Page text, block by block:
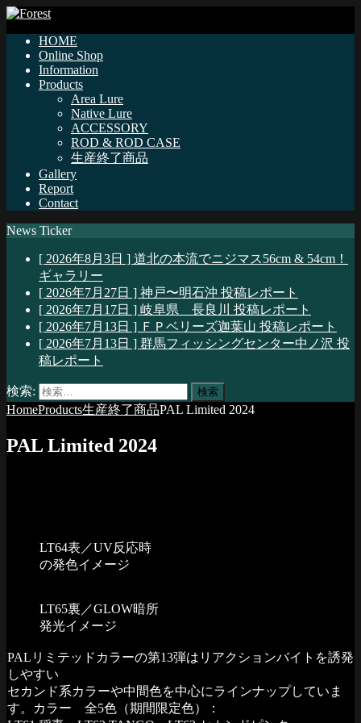
HOME
Online Shop
Information
Products
Area Lure
Native Lure
ACCESSORY
ROD & ROD CASE
生産終了商品
Gallery
Report
Contact
News Ticker
[ 2026年8月3日 ] 道北の本流でニジマス56cm & 54cm！
ギャラリー
[ 2026年7月27日 ] 神戸〜明石沖 投稿レポート
[ 2026年7月17日 ] 岐阜県 長良川 投稿レポート
[ 2026年7月13日 ] ＦＰベリーズ迦葉山 投稿レポート
[ 2026年7月13日 ] 群馬フィッシングセンター中ノ沢 投
稿レポート
検索:
HomeProducts生産終了商品PAL Limited 2024
PAL Limited 2024
LT64表／UV反応時
の発色イメージ
LT65裏／GLOW暗所
発光イメージ
PALリミテッドカラーの第13弾はリアクションバイトを誘発
しやすい
セカンド系カラーや中間色を中心にラインナップしていま
す。カラー 全5色（期間限定色）：